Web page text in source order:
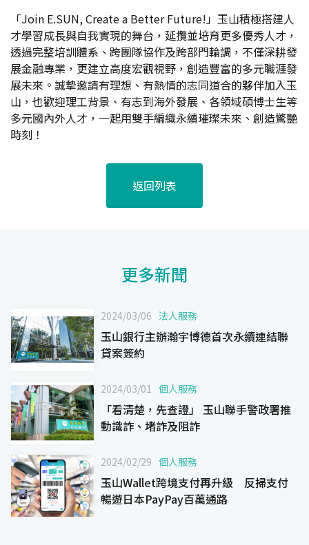
「Join E.SUN, Create a Better Future!」玉山積極搭建人
才學習成長與自我實現的舞台，延攬並培育更多優秀人才，
透過完整培訓體系、跨團隊協作及跨部門輪調，不僅深耕發
展金融專業，更建立高度宏觀視野，創造豐富的多元職涯發
展未來。誠摯邀請有理想、有熱情的志同道合的夥伴加入玉
山，也歡迎理工背景、有志到海外發展、各領域碩博士生等
多元國內外人才，一起用雙手編織永續璀璨未來、創造驚艷
時刻！
返回列表
更多新聞
2024/03/06 法人服務
玉山銀行主辦瀚宇博德首次永續連結聯
貸案簽約
2024/03/01 個人服務
「看清楚，先查證」 玉山聯手警政署推
動識詐、堵詐及阻詐
2024/02/29 個人服務
玉山Wallet跨境支付再升級 反掃支付
暢遊日本PayPay百萬通路